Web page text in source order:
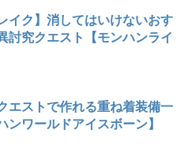
イク】消してはいけないおす
討究クエスト【モンハンライ
エストで作れる重ね着装備一
ンワールドアイスボーン】